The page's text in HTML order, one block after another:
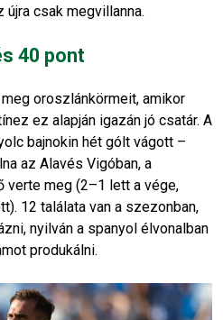
újra csak megvillanna.
40 pont
oroszlánkörmeit, amikor
ez alapján igazán jó csatár. A
bajnokin hét gólt vágott –
az Alavés Vigóban, a
verte meg (2–1 lett a vége,
12 találata van a szezonban,
nyilván a spanyol élvonalban
produkálni.